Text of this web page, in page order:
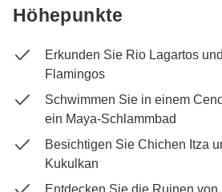
Höhepunkte
Erkunden Sie Rio Lagartos
Flamingos
Schwimmen Sie in einem
ein Maya-Schlammbad
Besichtigen Sie Chichen Itza
Kukulkan